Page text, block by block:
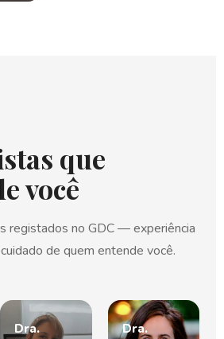
que
você
registados no GDC — experiência
de quem entende você.
Dra.
Dra.